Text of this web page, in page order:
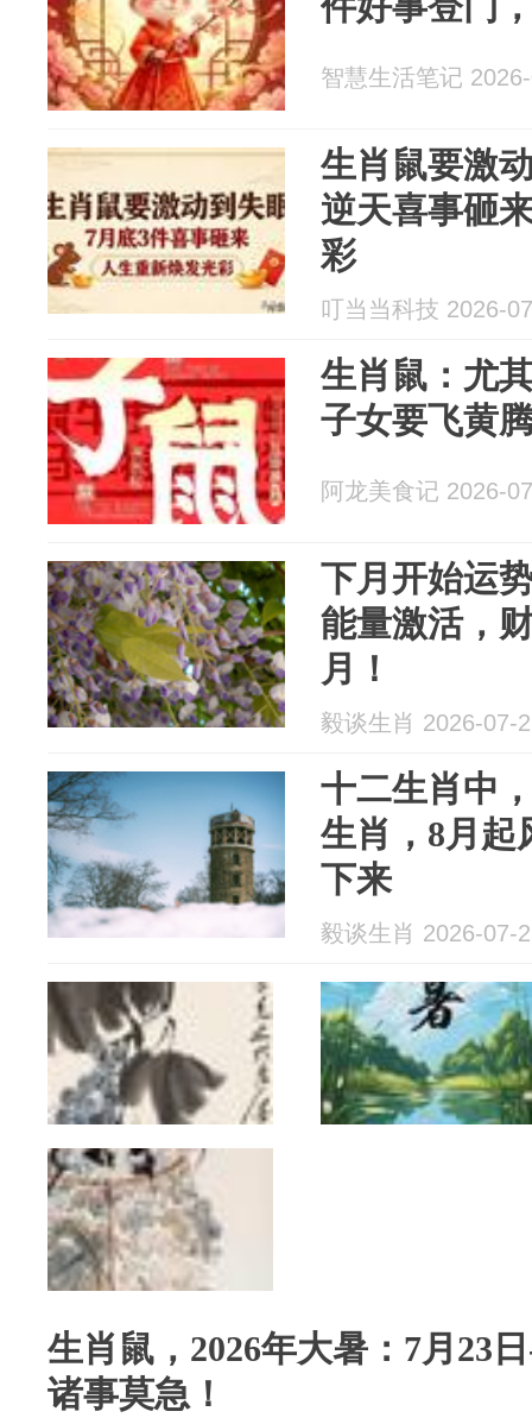
智慧生活笔记
生肖鼠要激
逆天喜事砸
彩
叮当当科技 2026-
生肖鼠：尤
子女要飞黄
阿龙美食记 2026-
下月开始运
能量激活，
月！
毅谈生肖 2026-07-
十二生肖中
生肖，8月起
下来
毅谈生肖 2026-07-
生肖鼠，2026年大暑：7月23
诸事莫急！